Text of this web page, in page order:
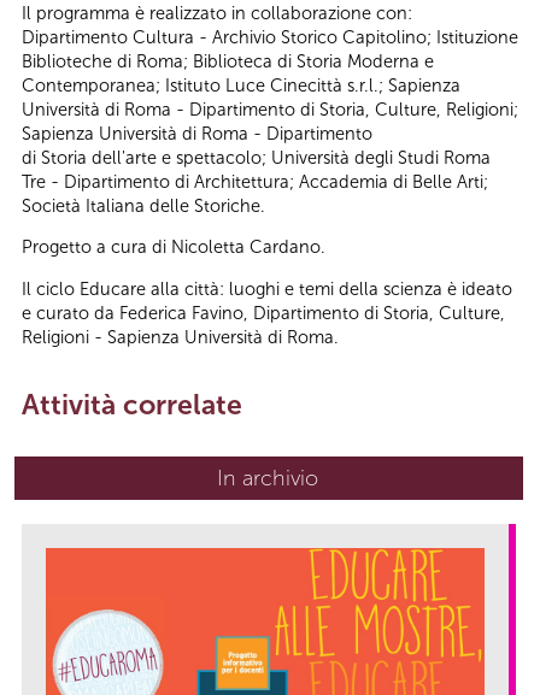
Il programma è realizzato in collaborazione con:
Dipartimento Cultura - Archivio Storico Capitolino; Istituzione
Biblioteche di Roma; Biblioteca di Storia Moderna e
Contemporanea; Istituto Luce Cinecittà s.r.l.; Sapienza
Università di Roma - Dipartimento di Storia, Culture, Religioni;
Sapienza Università di Roma - Dipartimento
di Storia dell'arte e spettacolo; Università degli Studi Roma
Tre - Dipartimento di Architettura; Accademia di Belle Arti;
Società Italiana delle Storiche.
Progetto a cura di Nicoletta Cardano.
Il ciclo Educare alla città: luoghi e temi della scienza è ideato
e curato da Federica Favino, Dipartimento di Storia, Culture,
Religioni - Sapienza Università di Roma.
Attività correlate
In archivio